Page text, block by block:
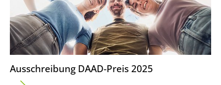
Ausschreibung DAAD-Preis 2025